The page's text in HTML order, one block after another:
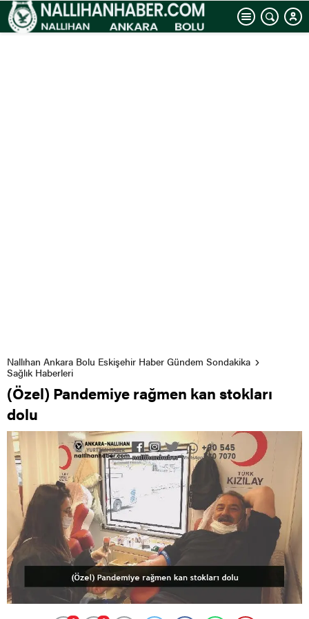
Nallıhan Ankara Bolu Eskişehir Haber Gündem Sondakika
Sağlık Haberleri
(Özel) Pandemiye rağmen kan stokları
dolu